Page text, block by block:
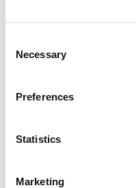
Selection
Necessary
Preferences
Statistics
Marketing
Nu kan du også
Få styr på